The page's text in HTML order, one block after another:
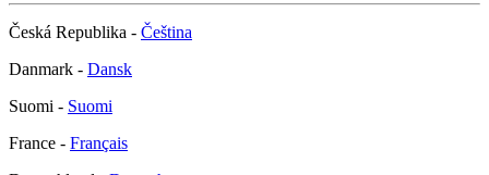
Česká Republika - Čeština
Danmark - Dansk
Suomi - Suomi
France - Français